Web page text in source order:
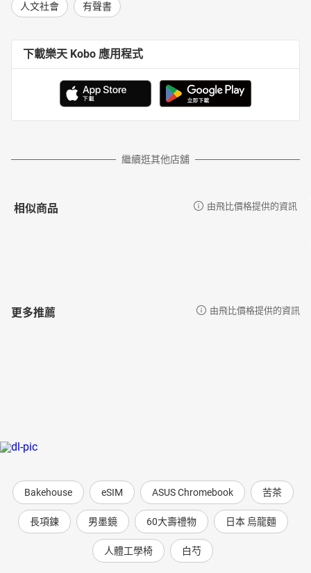
人文社會 有聲書
下載樂天 Kobo 應用程式
繼續逛其他店舖
相似商品 由飛比價格提供的資訊
更多推薦 由飛比價格提供的資訊
Bakehouse eSIM ASUS Chromebook 苦茶
長項鍊 男墨鏡 60大壽禮物 日本 烏龍麵
人體工學椅 白芍